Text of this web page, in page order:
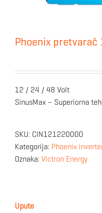
Phoenix pretvarač
12 / 24 / 48 Volt
SinusMax – Superiorna
SKU: CIN121220000
Kategorija: Phoenix
Oznaka: Victron Energy
Upute